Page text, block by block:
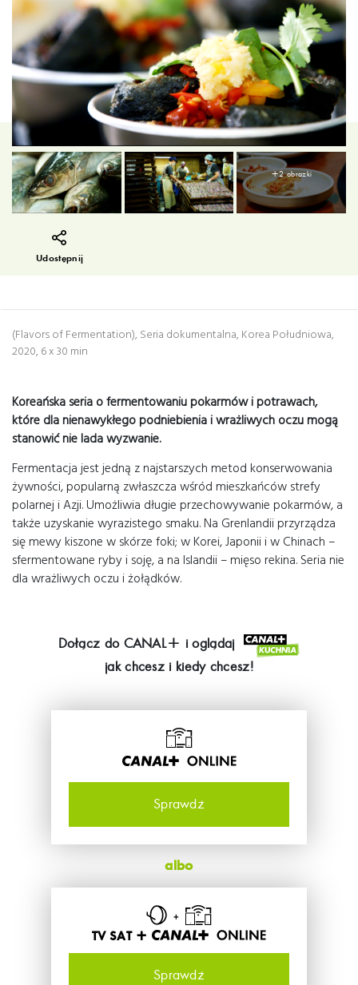
+2 obrazki
Udostępnij
(Flavors of Fermentation), Seria dokumentalna, Korea Południowa,
2020, 6 x 30 min
Koreańska seria o fermentowaniu pokarmów i potrawach,
które dla nienawykłego podniebienia i wrażliwych oczu mogą
stanowić nie lada wyzwanie.
Fermentacja jest jedną z najstarszych metod konserwowania
żywności, popularną zwłaszcza wśród mieszkańców strefy
polarnej i Azji. Umożliwia długie przechowywanie pokarmów, a
także uzyskanie wyrazistego smaku. Na Grenlandii przyrządza
się mewy kiszone w skórze foki; w Korei, Japonii i w Chinach –
sfermentowane ryby i soję, a na Islandii – mięso rekina. Seria nie
dla wrażliwych oczu i żołądków.
Dołącz do CANAL+ i oglądaj
jak chcesz i kiedy chcesz!
Sprawdź
albo
TV SAT +
Sprawdź